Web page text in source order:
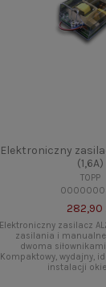
Elektroniczny
(1,6A)
TOPP
282,90
Elektroniczny zasilacz
zasilania i
dwoma siłownikami
Kompaktowy, wydajny,
instalacji